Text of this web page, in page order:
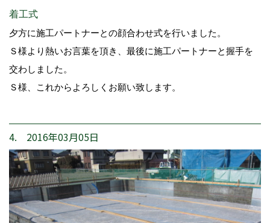
着工式
夕方に施工パートナーとの顔合わせ式を行いました。
Ｓ様より熱いお言葉を頂き、最後に施工パートナーと握手を
交わしました。
Ｓ様、これからよろしくお願い致します。
4. 2016年03月05日